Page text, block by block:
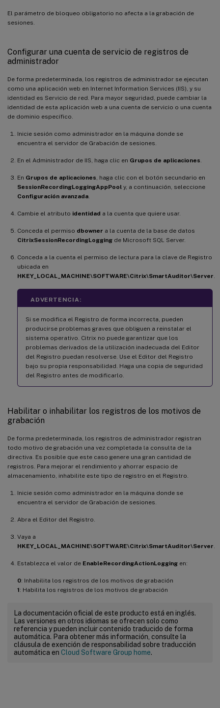
El parámetro de bloqueo obligatorio no afecta a la grabación de
sesiones.
Configurar una cuenta de servicio de registros de
administrador
De forma predeterminada, los registros de administrador se ejecutan
como una aplicación web en Internet Information Services (IIS), y su
identidad es Servicio de red. Para mayor seguridad, puede cambiar la
identidad de esta aplicación web a una cuenta de servicio o una cuenta
de dominio específico.
Inicie sesión como administrador en la máquina donde se
encuentra el servidor de Grabación de sesiones.
En el Administrador de IIS, haga clic en Grupos de aplicaciones
En Grupos de aplicaciones , haga clic con el botón secundario en
SessionRecordingLoggingAppPool y, a continuación, seleccione
Configuración avanzada
Cambie el atributo identidad a la cuenta que quiere usar.
Conceda el permiso dbowner a la cuenta de la base de datos
CitrixSessionRecordingLogging de Microsoft SQL Server.
Conceda a la cuenta el permiso de lectura para la clave de Registro
ubicada en
HKEY_LOCAL_MACHINE\SOFTWARE\Citrix\SmartAuditor\Server
ADVERTENCIA:
Si se modifica el Registro de forma incorrecta, pueden
producirse problemas graves que obliguen a reinstalar el
sistema operativo. Citrix no puede garantizar que los
problemas derivados de la utilización inadecuada del Editor
del Registro puedan resolverse. Use el Editor del Registro
bajo su propia responsabilidad. Haga una copia de seguridad
del Registro antes de modificarlo.
Habilitar o inhabilitar los registros de los motivos de
grabación
De forma predeterminada, los registros de administrador registran
todo motivo de grabación una vez completada la consulta de la
directiva. Es posible que este caso genere una gran cantidad de
registros. Para mejorar el rendimiento y ahorrar espacio de
almacenamiento, inhabilite este tipo de registro en el Registro.
Inicie sesión como administrador en la máquina donde se
encuentra el servidor de Grabación de sesiones.
Abra el Editor del Registro.
Vaya a
HKEY_LOCAL_MACHINE\SOFTWARE\Citrix\SmartAuditor\Server
Establezca el valor de EnableRecordingActionLogging en:
0: Inhabilita los registros de los motivos de grabación
1: Habilita los registros de los motivos de grabación
La documentación oficial de este producto está en inglés.
Las versiones en otros idiomas se ofrecen solo como
referencia y pueden incluir contenido traducido de forma
automática. Para obtener más información, consulte la
cláusula de exención de responsabilidad sobre traducción
automática en Cloud Software Group home.